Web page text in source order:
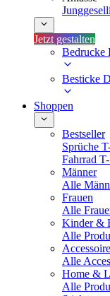
Jetzt gestalten
Bedrucke
Besticke
Shoppen
Bestseller
Sprüche
Fahrrad
Männer
Alle
Frauen
Alle
Kinder &
Alle
Alle
Home &
Alle